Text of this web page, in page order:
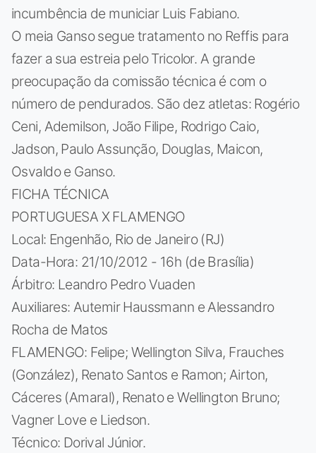
incumbência de municiar Luis Fabiano.
O meia Ganso segue tratamento no Reffis para
fazer a sua estreia pelo Tricolor. A grande
preocupação da comissão técnica é com o
número de pendurados. São dez atletas: Rogério
Ceni, Ademilson, João Filipe, Rodrigo Caio,
Jadson, Paulo Assunção, Douglas, Maicon,
Osvaldo e Ganso.
FICHA TÉCNICA
PORTUGUESA X FLAMENGO
Local: Engenhão, Rio de Janeiro (RJ)
Data-Hora: 21/10/2012 - 16h (de Brasília)
Árbitro: Leandro Pedro Vuaden
Auxiliares: Autemir Haussmann e Alessandro
Rocha de Matos
FLAMENGO: Felipe; Wellington Silva, Frauches
(González), Renato Santos e Ramon; Airton,
Cáceres (Amaral), Renato e Wellington Bruno;
Vagner Love e Liedson.
Técnico: Dorival Júnior.